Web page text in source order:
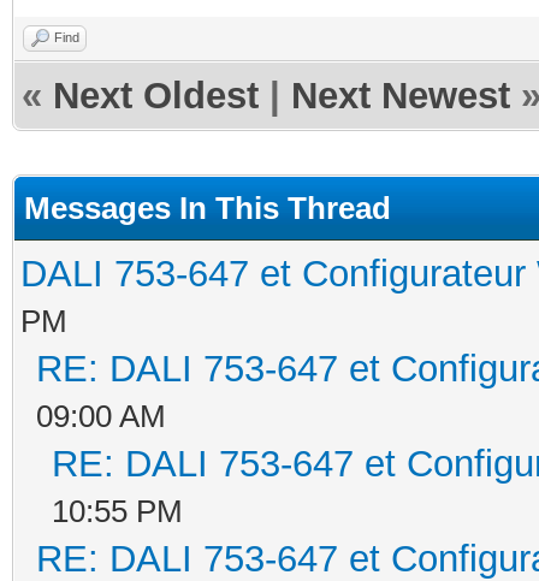
Find
« Next Oldest Next Newest
Messages In This Thread
DALI 753-647 et Configurateur
PM
RE: DALI 753-647 et
09:00 AM
RE: DALI 753-647 et
10:55 PM
RE: DALI 753-647 et